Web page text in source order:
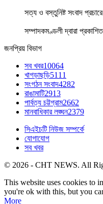
সত্য ও বস্তুনিষ্ট সংবাদ প্রচারে
সম্পাদকমণ্ডলী দ্বারা
জনপ্রিয় বিভাগ
সব খবর10064
খাগড়াছড়ি5111
সংগঠন সংবাদ4282
রাঙামাটি2913
পার্বত্য চট্টগ্রাম2662
মানবাধিকার লঙ্ঘন2379
সিএইচটি নিউজ সম্পর্কে
যোগাযোগ
সব খবর
© 2026 - CHT NEWS. All
This website uses cookies to
you're ok with this, but you
More